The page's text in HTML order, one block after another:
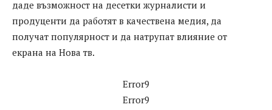
даде възможност на десетки журналисти и
продуценти да работят в качествена медия, да
получат популярност и да натрупат влияние от
екрана на Нова тв.
Error9
Error9